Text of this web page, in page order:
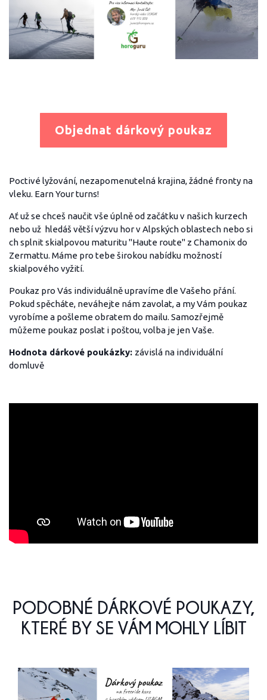
Objednat dárkový poukaz
Poctivé lyžování, nezapomenutelná krajina, žádné fronty na
vleku. Earn Your turns!
Ať už se chceš naučit vše úplně od začátku v našich kurzech
nebo už hledáš větší výzvu hor v Alpských oblastech nebo si
ch splnit skialpovou maturitu "Haute route" z Chamonix do
Zermattu. Máme pro tebe širokou nabídku možností
skialpového vyžití.
Poukaz pro Vás individuálně upravíme dle Vašeho přání.
Pokud spěcháte, neváhejte nám zavolat, a my Vám poukaz
vyrobíme a pošleme obratem do mailu. Samozřejmě
můžeme poukaz poslat i poštou, volba je jen Vaše.
Hodnota dárkové poukázky: závislá na individuální
domluvě
PODOBNÉ DÁRKOVÉ POUKAZY,
KTERÉ BY SE VÁM MOHLY LÍBIT